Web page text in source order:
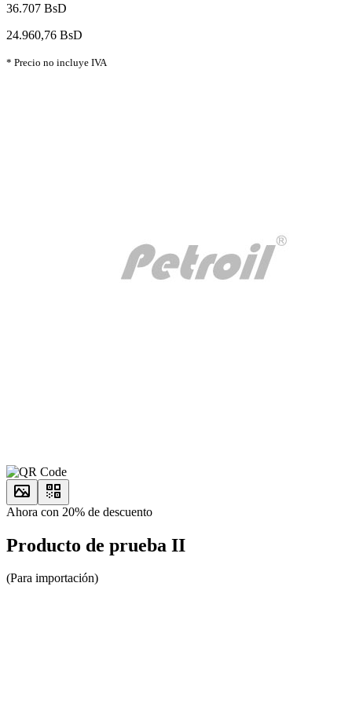
36.707 BsD
24.960,76 BsD
* Precio no incluye IVA
Ahora con 20% de descuento
Producto de prueba II
(Para importación)